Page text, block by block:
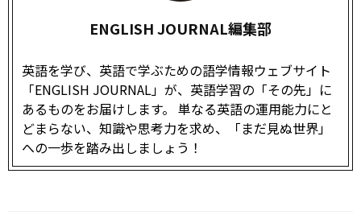
ENGLISH JOURNAL編集部
英語を学び、英語で学ぶための語学情報ウェブサイト
「ENGLISH JOURNAL」が、英語学習の「その先」に
あるものをお届けします。 単なる英語の運用能力にと
どまらない、知識や思考力を求め、「まだ見ぬ世界」
への一歩を踏み出しましょう！